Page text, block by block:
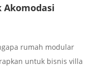
rumah modular
untuk bisnis villa